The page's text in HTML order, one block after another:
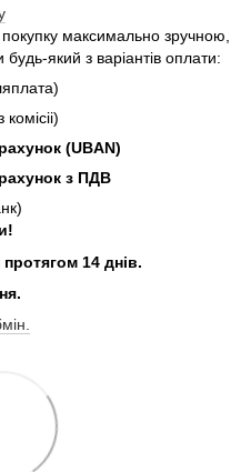
максимально зручною,
який з варіантів оплати:
комісіі)
(UBAN)
з ПДВ
14 днів.